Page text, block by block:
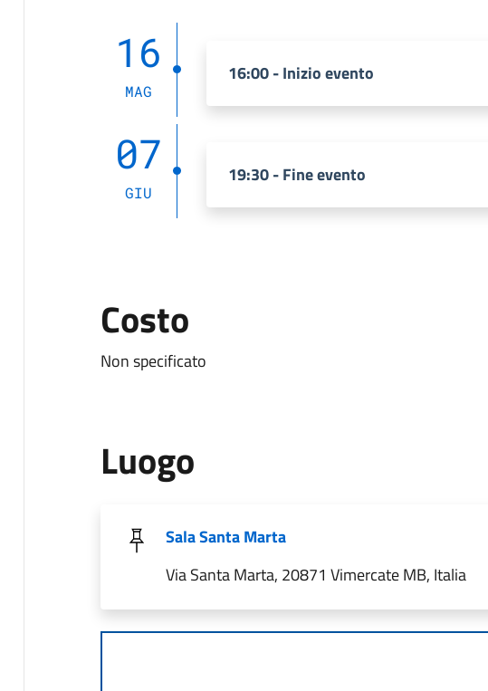
16
MAG
16:00 - Inizio evento
07
GIU
19:30 - Fine evento
Costo
Non specificato
Luogo
Sala Santa Marta
Via Santa Marta, 20871 Vimercate MB, Italia